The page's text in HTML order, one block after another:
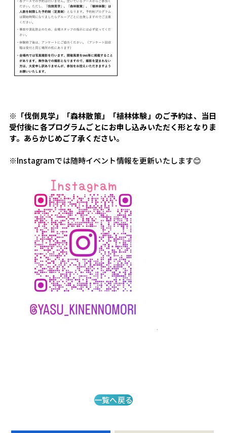
※「伐倒見学」「森林散策」「植林体験」のご予約は、当日
受付後に各プログラムごとにお申し込みいただく形となりま
す。あらかじめご了承ください。
※Instagramでは随時イベント情報を更新いたします😊
一覧へ戻る